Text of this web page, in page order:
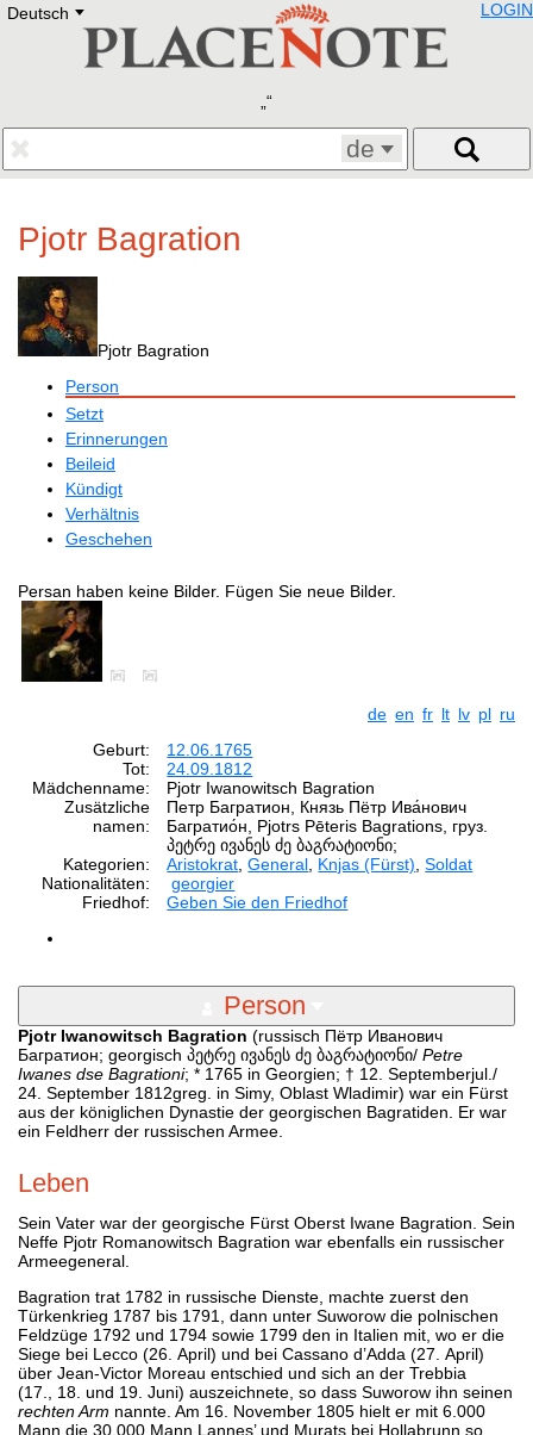
Deutsch E
Deutsch
Francais
Polski
Eestikeelne
LOGIN
de
Pjotr Bagration
Pjotr Bagration
Person
Setzt
Erinnerungen
Beileid
Kündigt
Verhältnis
Geschehen
Persan haben keine Bilder. Fügen Sie neue Bilder.
de en fr lt lv pl ru
Geburt:
12.06.1765
Tot:
24.09.1812
Mädchenname:
Pjotr Iwanowitsch Bagration
Zusätzliche
namen:
Петр Багратион, Князь Пётр Ива́нович
Багратио́н, Pjotrs Pēteris Bagrations, груз.
პეტრე ივანეს ძე ბაგრატიონი;
Kategorien:
Aristokrat ,General Knjas (Fürst) ,Soldat
Nationalitäten:
georgier
Friedhof:
Geben Sie den Friedhof
Person
Pjotr Iwanowitsch Bagration (russisch Пётр Иванович
Багратион; georgisch პეტრე ივანეს ძე ბაგრატიონი/ Petre
Iwanes dse Bagrationi; * 1765 in Georgien; † 12. Septemberjul./
24. September 1812greg. in Simy, Oblast Wladimir) war ein Fürst
aus der königlichen Dynastie der georgischen Bagratiden. Er war
ein Feldherr der russischen Armee.
Leben
Sein Vater war der georgische Fürst Oberst Iwane Bagration. Sein
Neffe Pjotr Romanowitsch Bagration war ebenfalls ein russischer
Armeegeneral.
Bagration trat 1782 in russische Dienste, machte zuerst den
Türkenkrieg 1787 bis 1791, dann unter Suworow die polnischen
Feldzüge 1792 und 1794 sowie 1799 den in Italien mit, wo er die
Siege bei Lecco (26. April) und bei Cassano d’Adda (27. April)
über Jean-Victor Moreau entschied und sich an der Trebbia
(17., 18. und 19. Juni) auszeichnete, so dass Suworow ihn seinen
rechten Arm nannte. Am 16. November 1805 hielt er mit 6.000
Mann die 30.000 Mann Lannes’ und Murats bei Hollabrunn so